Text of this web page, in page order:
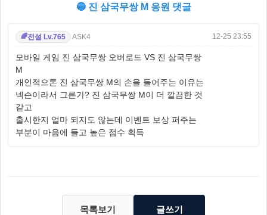
🔵 진 삼국무쌍 M 응원 댓글
🌈전설 Lv.765 ASK4 12-25 23:55
모바일 게임 진 삼국무쌍 오버로드 VS 진 삼국무쌍
M
개인적으론 진 삼국무쌍 M의 손을 들어주는 이유는
넥슨이라서 그른가? 진 삼국무쌍 M이 더 깔끔한 것
같고
출시한지 얼마 되지도 않는데 이벤트 보상 퍼주는
부분이 마음에 들고 높은 점수 획득
목록보기 글쓰기